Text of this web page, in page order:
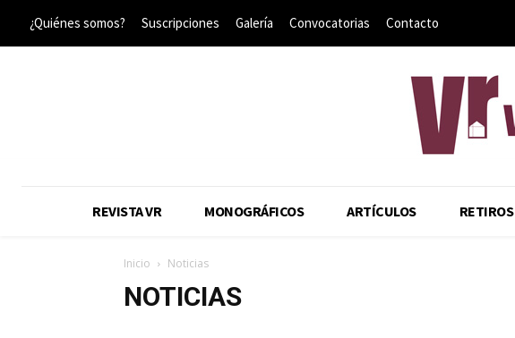
¿Quiénes somos? Suscripciones Galería Convocatorias Contacto
REVISTA VR MONOGRÁFICOS ARTÍCULOS RETIROS
Inicio Noticias
NOTICIAS